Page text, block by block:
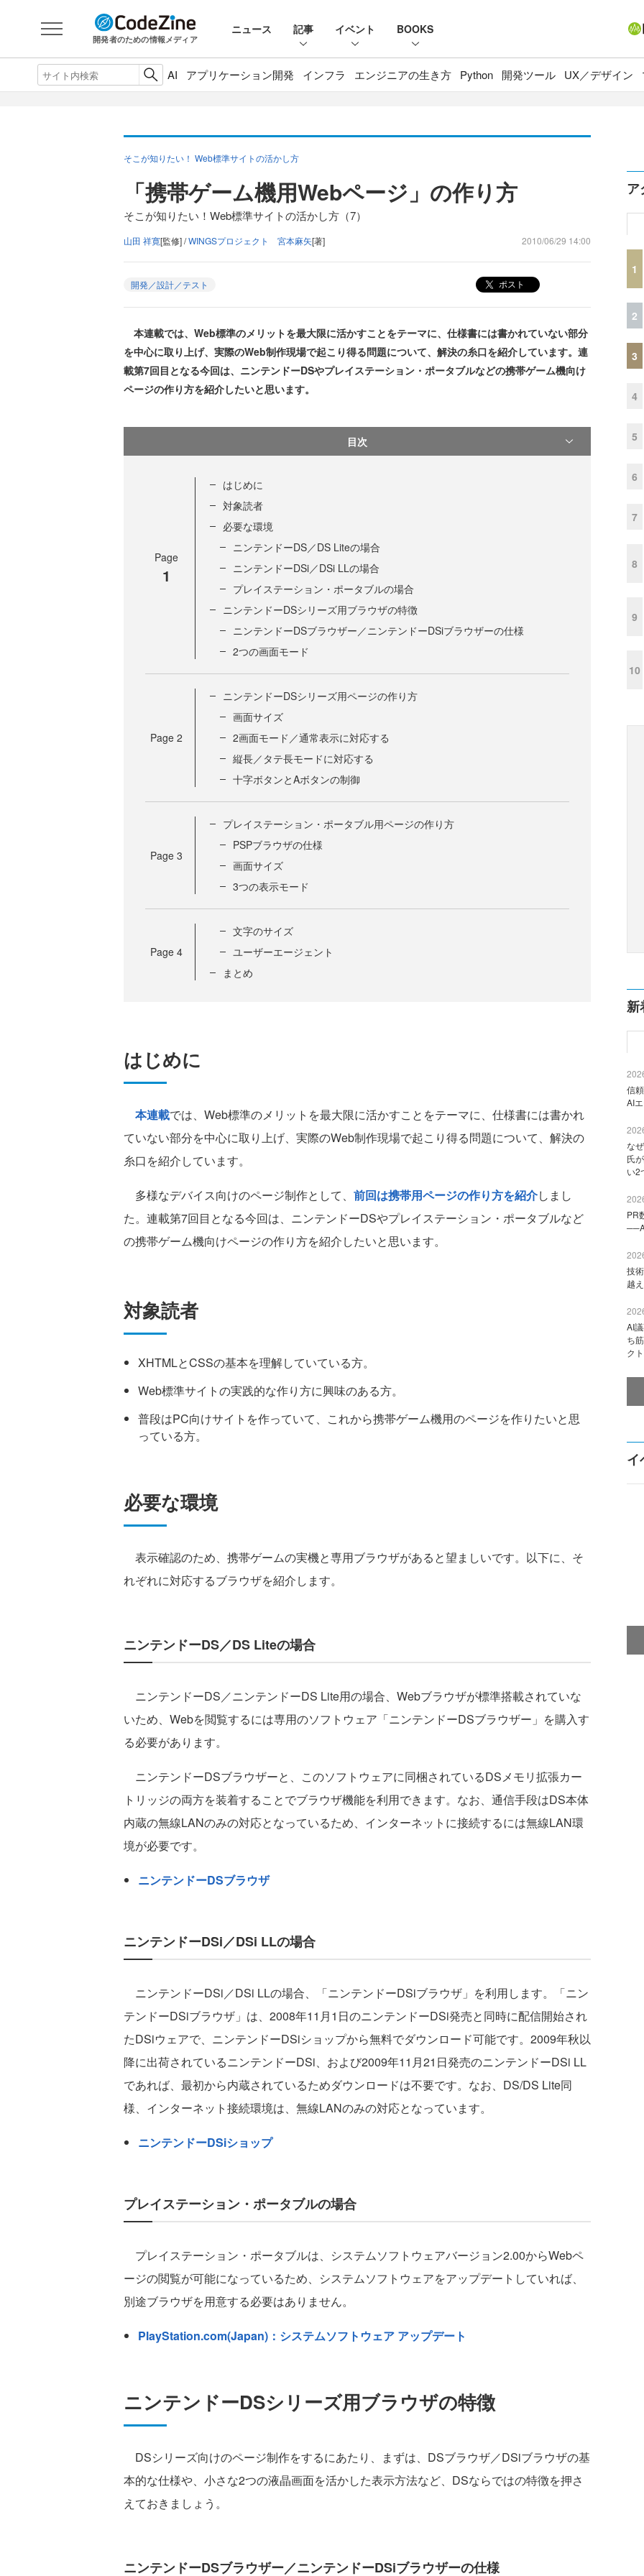
開発者のための情報メディア
ニュース 記事 イベント BOOKS
AI アプリケーション開発 インフラ エンジニアの生き方 Python 開発ツール UX／デザイン
そこが知りたい！ Web標準サイトの活かし方
「携帯ゲーム機用Webページ」の作り方
そこが知りたい！Web標準サイトの活かし方（7）
山田 祥寛[監修] /WINGSプロジェクト 宮本麻矢[著] 2010/06/29 14:00
開発／設計／テスト ポスト
本連載では、Web標準のメリットを最大限に活かすことをテーマに、仕様書には書かれていない部分
を中心に取り上げ、実際のWeb制作現場で起こり得る問題について、解決の糸口を紹介しています。連
載第7回目となる今回は、ニンテンドーDSやプレイステーション・ポータブルなどの携帯ゲーム機向け
ページの作り方を紹介したいと思います。
目次
Page
1
はじめに
対象読者
必要な環境
ニンテンドーDS／DS Liteの場合
ニンテンドーDSi／DSi LLの場合
プレイステーション・ポータブルの場合
ニンテンドーDSシリーズ用ブラウザの特徴
ニンテンドーDSブラウザー／ニンテンドーDSiブラウザーの仕様
2つの画面モード
Page 2
ニンテンドーDSシリーズ用ページの作り方
画面サイズ
2画面モード／通常表示に対応する
縦長／タテ長モードに対応する
十字ボタンとAボタンの制御
Page 3
プレイステーション・ポータブル用ページの作り方
PSPブラウザの仕様
画面サイズ
3つの表示モード
Page 4
文字のサイズ
ユーザーエージェント
まとめ
はじめに
本連載では、Web標準のメリットを最大限に活かすことをテーマに、仕様書には書かれ
ていない部分を中心に取り上げ、実際のWeb制作現場で起こり得る問題について、解決の
糸口を紹介しています。
多様なデバイス向けのページ制作として、 前回は携帯用ページの作り方を紹介しまし
た。連載第7回目となる今回は、ニンテンドーDSやプレイステーション・ポータブルなど
の携帯ゲーム機向けページの作り方を紹介したいと思います。
対象読者
XHTMLとCSSの基本を理解していている方。
Web標準サイトの実践的な作り方に興味のある方。
普段はPC向けサイトを作っていて、これから携帯ゲーム機用のページを作りたいと思
っている方。
必要な環境
表示確認のため、携帯ゲームの実機と専用ブラウザがあると望ましいです。以下に、そ
れぞれに対応するブラウザを紹介します。
ニンテンドーDS／DS Liteの場合
ニンテンドーDS／ニンテンドーDS Lite用の場合、Webブラウザが標準搭載されていな
いため、Webを閲覧するには専用のソフトウェア「ニンテンドーDSブラウザー」を購入す
る必要があります。
ニンテンドーDSブラウザーと、このソフトウェアに同梱されているDSメモリ拡張カー
トリッジの両方を装着することでブラウザ機能を利用できます。なお、通信手段はDS本体
内蔵の無線LANのみの対応となっているため、インターネットに接続するには無線LAN環
境が必要です。
ニンテンドーDSブラウザ
ニンテンドーDSi／DSi LLの場合
ニンテンドーDSi／DSi LLの場合、「ニンテンドーDSiブラウザ」を利用します。「ニン
テンドーDSiブラウザ」は、2008年11月1日のニンテンドーDSi発売と同時に配信開始され
たDSiウェアで、ニンテンドーDSiショップから無料でダウンロード可能です。2009年秋以
降に出荷されているニンテンドーDSi、および2009年11月21日発売のニンテンドーDSi LL
であれば、最初から内蔵されているためダウンロードは不要です。なお、DS/DS Lite同
様、インターネット接続環境は、無線LANのみの対応となっています。
ニンテンドーDSiショップ
プレイステーション・ポータブルの場合
プレイステーション・ポータブルは、システムソフトウェアバージョン2.00からWebペ
ージの閲覧が可能になっているため、システムソフトウェアをアップデートしていれば、
別途ブラウザを用意する必要はありません。
PlayStation.com(Japan)：システムソフトウェア アップデート
ニンテンドーDSシリーズ用ブラウザの特徴
DSシリーズ向けのページ制作をするにあたり、まずは、DSブラウザ／DSiブラウザの基
本的な仕様や、小さな2つの液晶画面を活かした表示方法など、DSならではの特徴を押さ
えておきましょう。
ニンテンドーDSブラウザー／ニンテンドーDSiブラウザーの仕様
ア
1
2
3
4
5
6
7
8
9
10
新
信
AI
な
氏
い2
PR
技
越
AI
ち
ク
イ